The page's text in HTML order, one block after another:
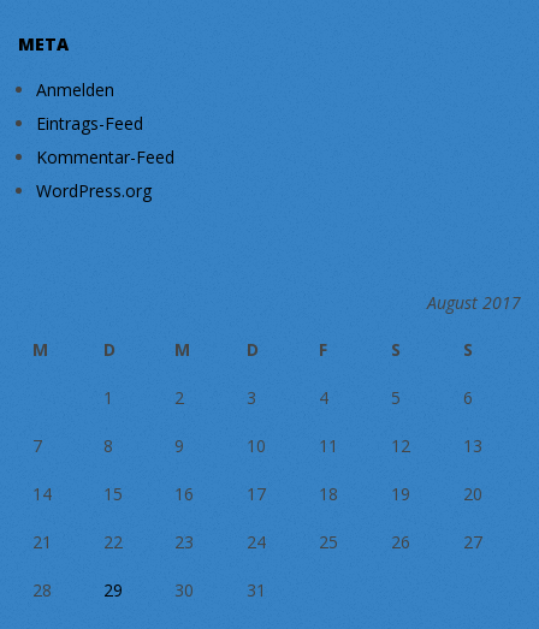
META
Anmelden
Eintrags-Feed
Kommentar-Feed
WordPress.org
August 2017
M D M D F S S
1 2 3 4 5 6
7 8 9 10 11 12 13
14 15 16 17 18 19 20
21 22 23 24 25 26 27
28 29 30 31